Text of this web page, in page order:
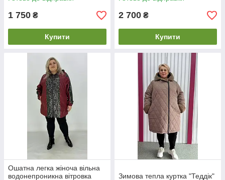
1 750 ₴
Купити
2 700 ₴
Купити
Ошатна легка жіноча вільна
водонепроникна вітровка
Зимова тепла куртка "Теддік"